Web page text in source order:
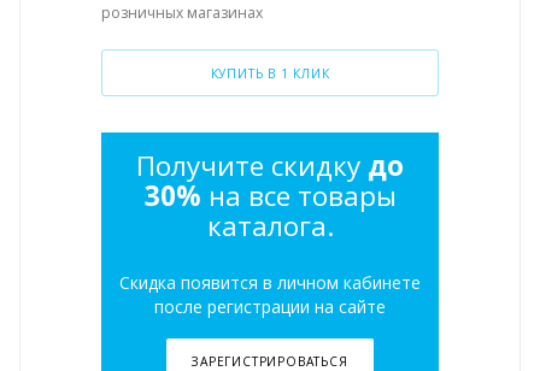
розничных магазинах
КУПИТЬ В 1 КЛИК
Получите скидку до
30% на все товары
каталога.
Скидка появится в личном кабинете
после регистрации на сайте
ЗАРЕГИСТРИРОВАТЬСЯ